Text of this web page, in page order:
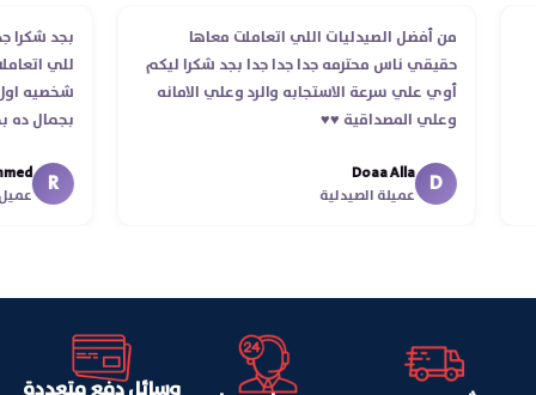
من أفضل الصيدليات اللي اتعاملت معاها
حقيقي ناس محترمه جدا جدا جدا بجد شكرا ليكم
أوي علي سرعة الاستجابه والرد وعلي الامانه
وعلي المصداقية ♥️♥️‏
D
Doaa Alla
عميلة الصيدلية
بجد
للي
شخصيه
R